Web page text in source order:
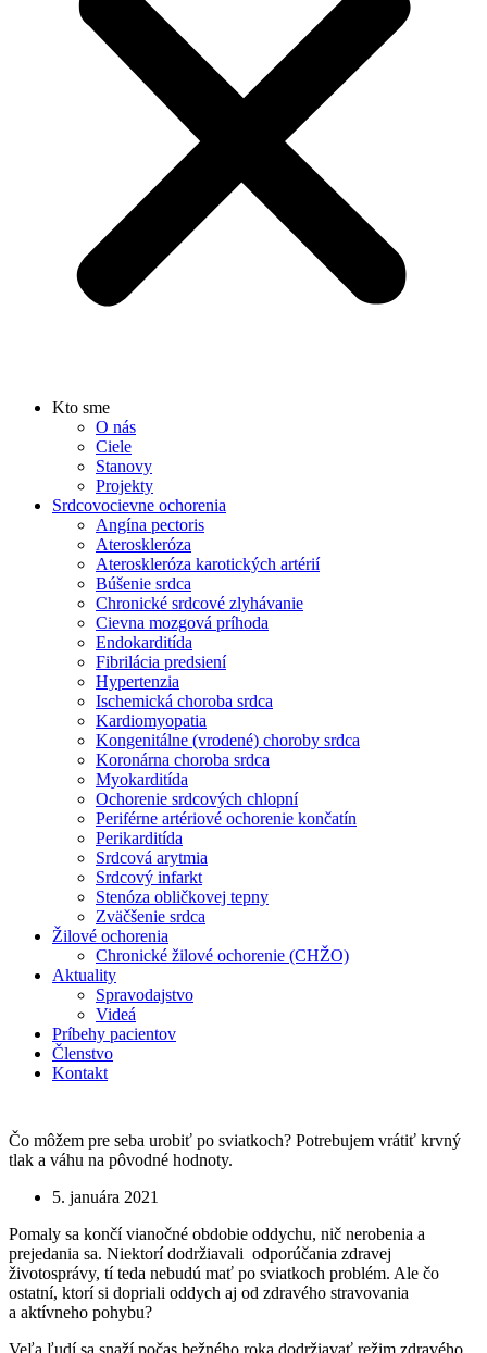
Kto sme
O nás
Ciele
Stanovy
Projekty
Srdcovocievne ochorenia
Angína pectoris
Ateroskleróza
Ateroskleróza karotických artérií
Búšenie srdca
Chronické srdcové zlyhávanie
Cievna mozgová príhoda
Endokarditída
Fibrilácia predsiení
Hypertenzia
Ischemická choroba srdca
Kardiomyopatia
Kongenitálne (vrodené) choroby srdca
Koronárna choroba srdca
Myokarditída
Ochorenie srdcových chlopní
Periférne artériové ochorenie končatín
Perikarditída
Srdcová arytmia
Srdcový infarkt
Stenóza obličkovej tepny
Zväčšenie srdca
Žilové ochorenia
Chronické žilové ochorenie (CHŽO)
Aktuality
Spravodajstvo
Videá
Príbehy pacientov
Členstvo
Kontakt
Čo môžem pre seba urobiť po sviatkoch? Potrebujem vrátiť krvný
tlak a váhu na pôvodné hodnoty.
5. januára 2021
Pomaly sa končí vianočné obdobie oddychu, nič nerobenia a
prejedania sa. Niektorí dodržiavali odporúčania zdravej
životosprávy, tí teda nebudú mať po sviatkoch problém. Ale čo
ostatní, ktorí si dopriali oddych aj od zdravého stravovania
a aktívneho pohybu?